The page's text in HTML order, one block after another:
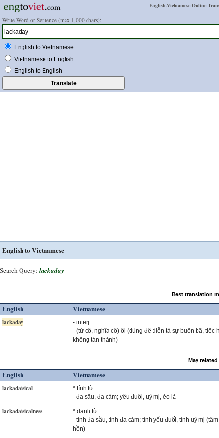
English-Vietnamese Online
Write Word or Sentence (max 1,000 chars):
English to Vietnamese
Vietnamese to English
English to English
English to Vietnamese
Search Query: lackaday
Best translation
English Vietnamese
lackaday
- interj
- (từ cổ, nghĩa cổ) ôi (dùng để diễn tả sự buồn bã, tiếc
không tán thành)
May
English Vietnamese
lackadaisical
* tính từ
- đa sầu, đa cảm; yếu đuối, uỷ mị, ẻo lả
lackadaisicalness
* danh từ
- tính đa sầu, tính đa cảm; tính yếu đuối, tính uỷ mị (tâm
hồn)